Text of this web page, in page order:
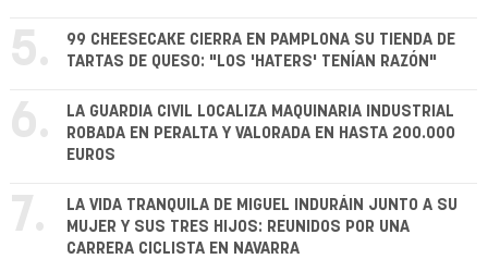
5.
99 CHEESECAKE CIERRA EN PAMPLONA SU TIENDA DE
TARTAS DE QUESO: "LOS 'HATERS' TENÍAN RAZÓN"
6.
LA GUARDIA CIVIL LOCALIZA MAQUINARIA INDUSTRIAL
ROBADA EN PERALTA Y VALORADA EN HASTA 200.000
EUROS
7.
LA VIDA TRANQUILA DE MIGUEL INDURÁIN JUNTO A SU
MUJER Y SUS TRES HIJOS: REUNIDOS POR UNA
CARRERA CICLISTA EN NAVARRA